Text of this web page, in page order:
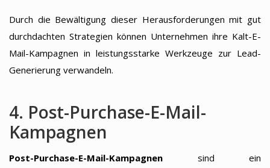
Durch die Bewältigung dieser Herausforderungen mit gut
durchdachten Strategien können Unternehmen ihre Kalt-E-
Mail-Kampagnen in leistungsstarke Werkzeuge zur Lead-
Generierung verwandeln.
4. Post-Purchase-E-Mail-
Kampagnen
Post-Purchase-E-Mail-Kampagnen sind ein